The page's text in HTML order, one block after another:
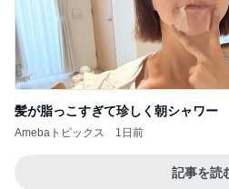
髪が脂っこすぎて珍しく朝シャワー
Amebaトピックス 1日前
記事を読む
Amebaトピックス 1日前